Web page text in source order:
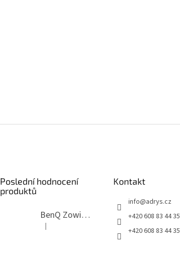
Poslední hodnocení
produktů
BenQ Zowie RL2755T černý
Hodnocení produktu je 5 z 5 hvězdiček.
|
Kontakt
info@adrys.cz
+420 608 83 44 35
+420 608 83 44 35